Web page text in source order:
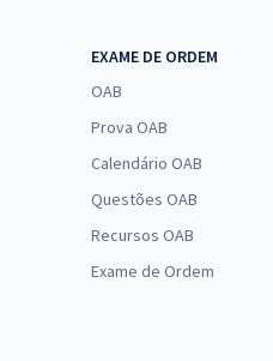
EXAME DE ORDEM
OAB
Prova OAB
Calendário OAB
Questões OAB
Recursos OAB
Exame de Ordem